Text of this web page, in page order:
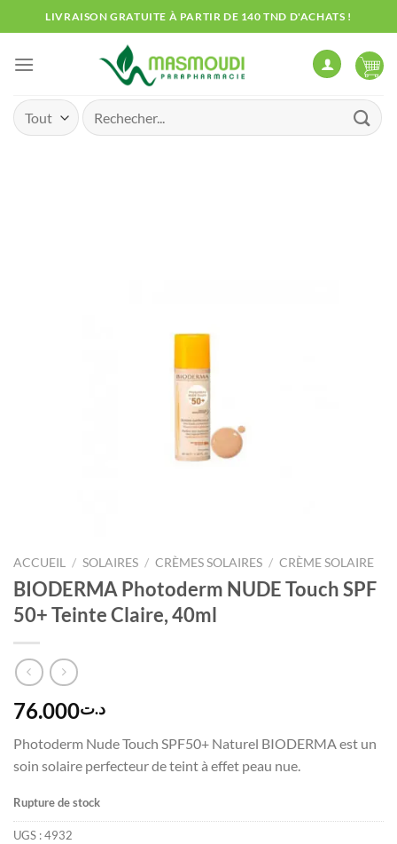
au
contenu
LIVRAISON GRATUITE À PARTIR DE 140 TND D'ACHATS !
Recherche
pour :
ACCUEIL / SOLAIRES / CRÈMES SOLAIRES / CRÈME SOLAIRE
BIODERMA Photoderm NUDE Touch SPF
50+ Teinte Claire, 40ml
د.ت76.000
Photoderm Nude Touch SPF50+ Naturel BIODERMA est un
soin solaire perfecteur de teint à effet peau nue.
Rupture de stock
UGS :4932